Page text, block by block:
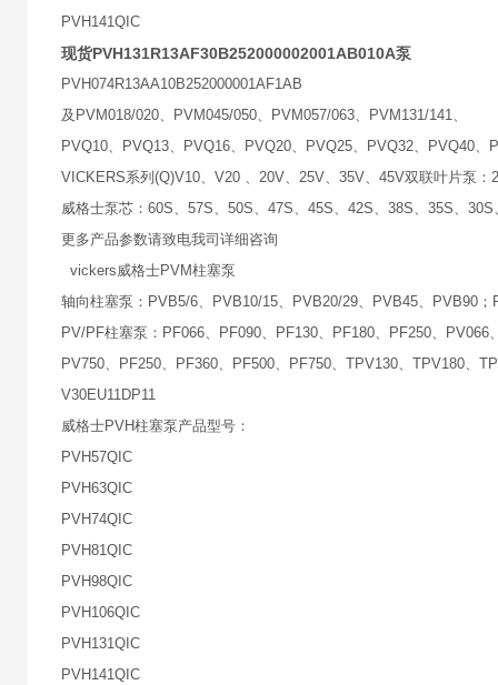
PVH141QIC
现货PVH131R13AF30B252000002001AB010A泵
PVH074R13AA10B252000001AF1AB
及PVM018/020、PVM045/050、PVM057/063、PVM131/141、
PVQ10、PVQ13、PVQ16、PVQ20、PVQ25、PVQ32、PVQ40、
VICKERS系列(Q)V10、V20 、20V、25V、35V、45V双联叶片泵
威格士泵芯：60S、57S、50S、47S、45S、42S、38S、35S、
更多产品参数请致电我司详细咨询
vickers威格士PVM柱塞泵
轴向柱塞泵：PVB5/6、PVB10/15、PVB20/29、PVB45、PVB90；
PV/PF柱塞泵：PF066、PF090、PF130、PF180、PF250、
PV750、PF250、PF360、PF500、PF750、TPV130、TPV180、
V30EU11DP11
威格士PVH柱塞泵产品型号：
PVH57QIC
PVH63QIC
PVH74QIC
PVH81QIC
PVH98QIC
PVH106QIC
PVH131QIC
PVH141QIC